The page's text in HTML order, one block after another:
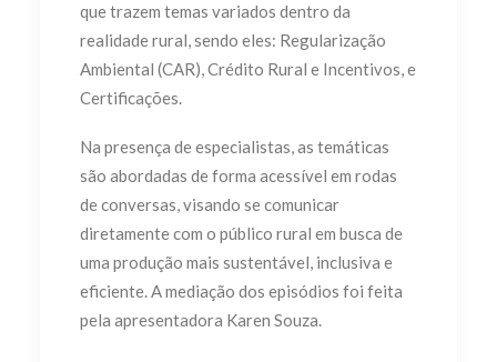
que trazem temas variados dentro da
realidade rural, sendo eles: Regularização
Ambiental (CAR), Crédito Rural e Incentivos, e
Certificações.
Na presença de especialistas, as temáticas
são abordadas de forma acessível em rodas
de conversas, visando se comunicar
diretamente com o público rural em busca de
uma produção mais sustentável, inclusiva e
eficiente. A mediação dos episódios foi feita
pela apresentadora Karen Souza.